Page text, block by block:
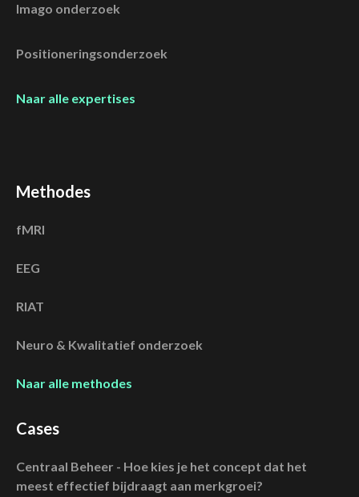
Imago onderzoek
Positioneringsonderzoek
Naar alle expertises
Methodes
fMRI
EEG
RIAT
Neuro & Kwalitatief onderzoek
Naar alle methodes
Cases
Centraal Beheer - Hoe kies je het concept dat het
meest effectief bijdraagt aan merkgroei?